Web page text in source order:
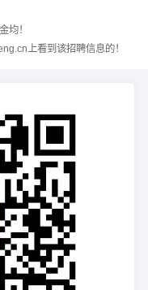
均！
上看到该招聘信息的！